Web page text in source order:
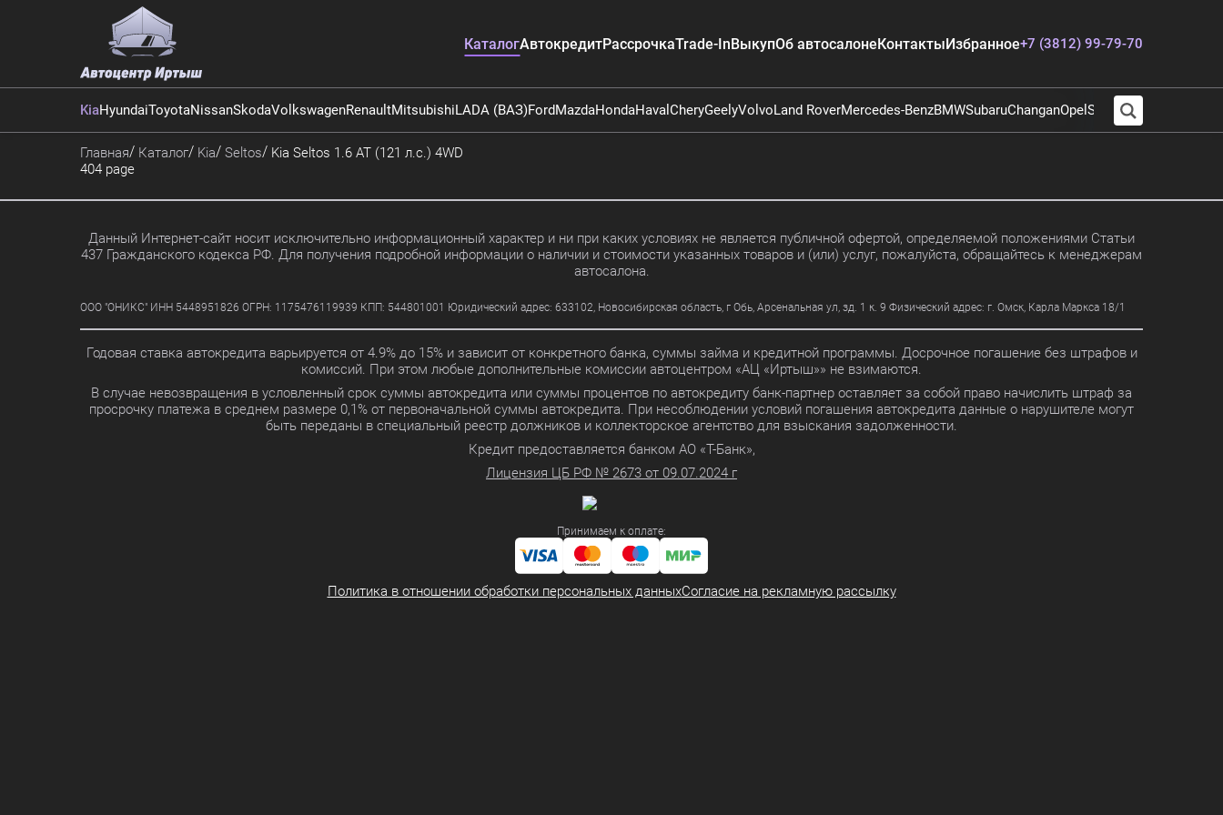
КаталогАвтокредитРассрочкаTrade-InВыкупОб автосалонеКонтактыИзбранное+7 (3812) 99-79-70
KiaHyundaiToyotaNissanSkodaVolkswagenRenaultMitsubishiLADA (ВАЗ)FordMazdaHondaHaval CheryGeelyVolvoLand RoverMercedes-BenzBMWSubaruChanganOpel SuzukiAudi
Главная Каталог Kia Seltos
Kia Seltos 1.6 AT (121 л.с.) 4WD
404 page
Данный Интернет-сайт носит исключительно информационный характер и ни при каких условиях не является публичной офертой, определяемой положениями Статьи
437 Гражданского кодекса РФ. Для получения подробной информации о наличии и стоимости указанных товаров и (или) услуг, пожалуйста, обращайтесь к менеджерам
автосалона.
ООО "ОНИКС" ИНН 5448951826 ОГРН: 1175476119939 КПП: 544801001 Юридический адрес: 633102, Новосибирская область, г Обь, Арсенальная ул, зд. 1 к. 9 Физический адрес: г. Омск, Карла Маркса 18/1
Годовая ставка автокредита варьируется от 4.9% до 15% и зависит от конкретного банка, суммы займа и кредитной программы. Досрочное погашение без штрафов и
комиссий. При этом любые дополнительные комиссии автоцентром «АЦ «Иртыш»» не взимаются.
В случае невозвращения в условленный срок суммы автокредита или суммы процентов по автокредиту банк-партнер оставляет за собой право начислить штраф за
просрочку платежа в среднем размере 0,1% от первоначальной суммы автокредита. При несоблюдении условий погашения автокредита данные о нарушителе могут
быть переданы в специальный реестр должников и коллекторское агентство для взыскания задолженности.
Кредит предоставляется банком АО «Т-Банк»,
Лицензия ЦБ РФ № 2673 от 09.07.2024 г
Принимаем к оплате:
Политика в отношении обработки персональных данныхСогласие на рекламную рассылку